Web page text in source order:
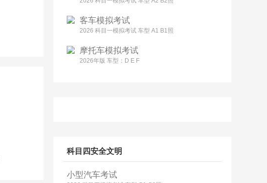
客车模拟考试
2026 科目一模拟考试 车型 A1 B1照
摩托车模拟考试
2026年版 车型：D E F
科目四安全文明
小型汽车考试